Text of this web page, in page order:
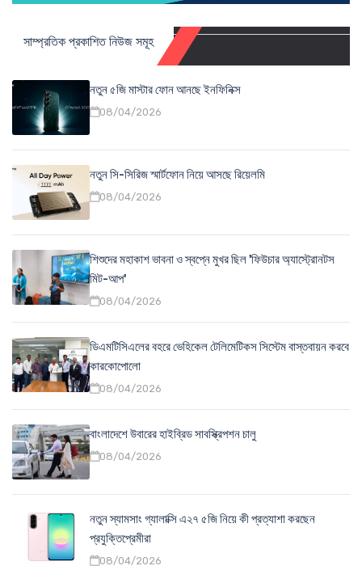
সাম্প্রতিক প্রকাশিত নিউজ সমূহ
নতুন ৫জি মাস্টার ফোন আনছে ইনফিনিক্স
08/04/2026
নতুন সি-সিরিজ স্মার্টফোন নিয়ে আসছে রিয়েলমি
08/04/2026
শিশুদের মহাকাশ ভাবনা ও স্বপ্নে মুখর ছিল 'ফিউচার অ্যাস্ট্রোনটস
মিট-আপ'
08/04/2026
ডিএমটিসিএলের বহরে ভেহিকেল টেলিমেটিকস সিস্টেম বাস্তবায়ন করবে
কারকোপোলো
08/04/2026
বাংলাদেশে উবারের হাইব্রিড সাবস্ক্রিপশন চালু
08/04/2026
নতুন স্যামসাং গ্যালাক্সি এ২৭ ৫জি নিয়ে কী প্রত্যাশা করছেন
প্রযুক্তিপ্রেমীরা
08/04/2026